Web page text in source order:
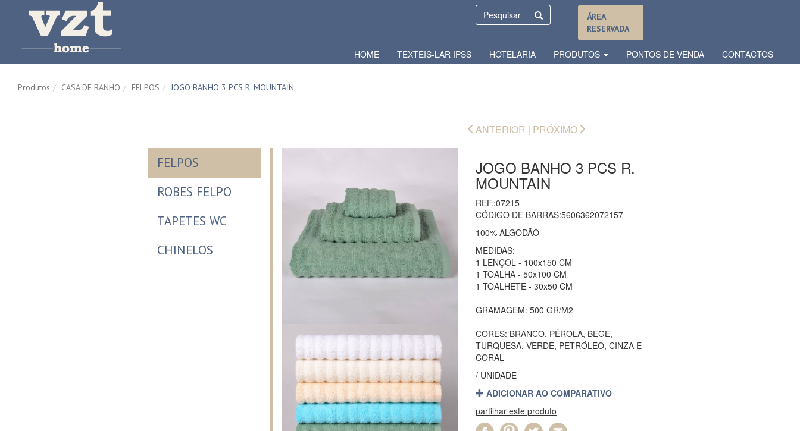
ÁREA
RESERVADA
HOME TEXTEIS-LAR IPSS HOTELARIA PRODUTOS PONTOS DE VENDA CONTACTOS
Produtos CASA DE BANHO FELPOS JOGO BANHO 3 PCS R. MOUNTAIN
ANTERIOR | PRÓXIMO
FELPOS
ROBES FELPO
TAPETES WC
CHINELOS
JOGO BANHO 3 PCS R.
MOUNTAIN
REF.:07215
CÓDIGO DE BARRAS:5606362072157
100% ALGODÃO
MEDIDAS:
1 LENÇOL - 100x150 CM
1 TOALHA - 50x100 CM
1 TOALHETE - 30x50 CM
GRAMAGEM: 500 GR/M2
CORES: BRANCO, PÉROLA, BEGE,
TURQUESA, VERDE, PETRÓLEO, CINZA E
CORAL
/ UNIDADE
ADICIONAR AO COMPARATIVO
partilhar este produto